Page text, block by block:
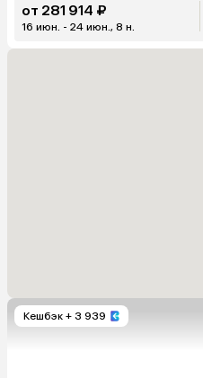
от 281 914 ₽
16 июн. - 24 июн., 8 н.
Кешбэк + 3 939